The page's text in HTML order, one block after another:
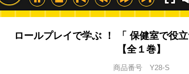
ロールプレイで学ぶ ！ 「 保健室で役立
【全１巻】
商品番号 Y28-S